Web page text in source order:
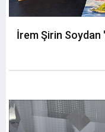
İrem Şirin Soydan